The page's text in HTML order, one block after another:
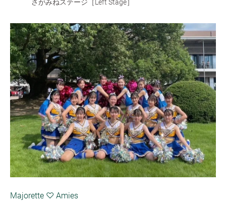
さがみねステージ［Left Stage］
Majorette ♡ Amies